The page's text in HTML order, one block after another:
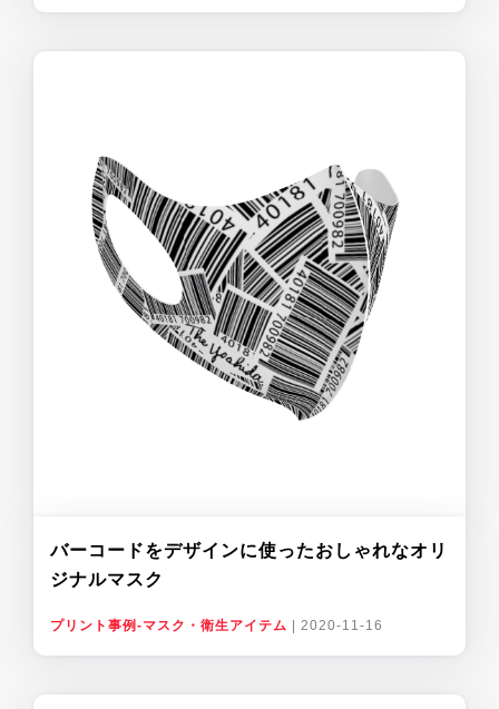
バーコードをデザインに使ったおしゃれなオリ
ジナルマスク
プリント事例-マスク・衛生アイテム 2020-11-16